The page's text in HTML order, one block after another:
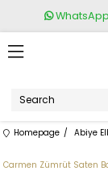
WhatsApp
Homepage Abiye
Carmen Zümrüt Saten